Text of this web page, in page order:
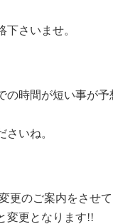
さいませ。
の時間が短い事が
いね。
更のご案内をさせ
変更となります!!